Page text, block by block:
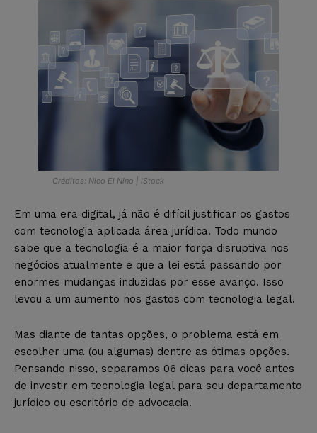
Créditos: Nico El Nino | iStock
Em uma era digital, já não é difícil justificar os gastos
com tecnologia aplicada área jurídica. Todo mundo
sabe que a tecnologia é a maior força disruptiva nos
negócios atualmente e que a lei está passando por
enormes mudanças induzidas por esse avanço. Isso
levou a um aumento nos gastos com tecnologia legal.
Mas diante de tantas opções, o problema está em
escolher uma (ou algumas) dentre as ótimas opções.
Pensando nisso, separamos 06 dicas para você antes
de investir em tecnologia legal para seu departamento
jurídico ou escritório de advocacia.